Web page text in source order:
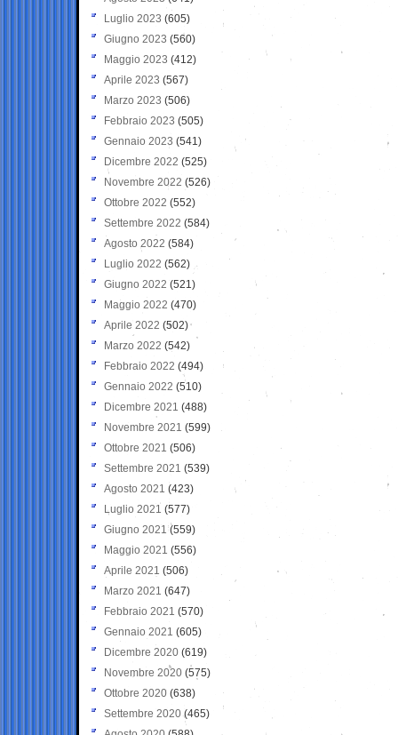
Luglio 2023 (605)
Giugno 2023 (560)
Maggio 2023 (412)
Aprile 2023 (567)
Marzo 2023 (506)
Febbraio 2023 (505)
Gennaio 2023 (541)
Dicembre 2022 (525)
Novembre 2022 (526)
Ottobre 2022 (552)
Settembre 2022 (584)
Agosto 2022 (584)
Luglio 2022 (562)
Giugno 2022 (521)
Maggio 2022 (470)
Aprile 2022 (502)
Marzo 2022 (542)
Febbraio 2022 (494)
Gennaio 2022 (510)
Dicembre 2021 (488)
Novembre 2021 (599)
Ottobre 2021 (506)
Settembre 2021 (539)
Agosto 2021 (423)
Luglio 2021 (577)
Giugno 2021(559)
Maggio 2021 (556)
Aprile 2021 (506)
Marzo 2021 (647)
Febbraio 2021 (570)
Gennaio 2021 (605)
Dicembre 2020 (619)
Novembre 2020 (575)
Ottobre 2020 (638)
Settembre 2020(465)